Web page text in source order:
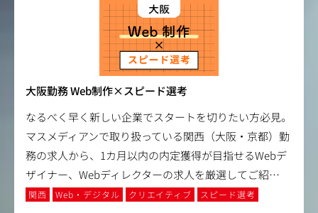
大阪勤務 Web制作×スピード選考
なるべく早く新しい企業でスタートを切りたい方必見。
マスメディアンで取り扱っている関西（大阪・京都）勤
務の求人から、1カ月以内の内定獲得が目指せるWebデ
ザイナー、Webディレクターの求人を厳選してご紹…
関西 Web・デジタル クリエイティブ スピード選考